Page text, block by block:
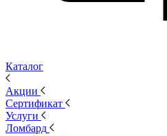
Каталог
Акции
Сертификат
Услуги
Ломбард